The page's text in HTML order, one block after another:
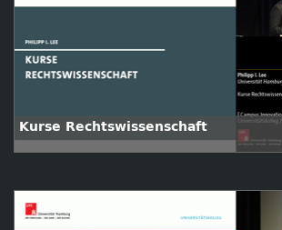
Kurse Rechtswissenschaft